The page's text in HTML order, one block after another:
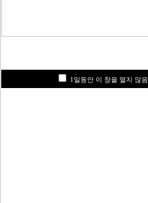
1일동안 이 창을 열지 않음